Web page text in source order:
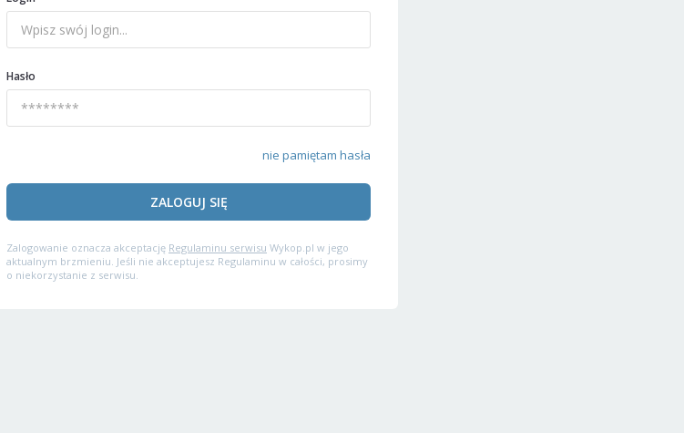
Hasło
nie pamiętam hasła
ZALOGUJ SIĘ
Zalogowanie oznacza akceptację Regulaminu serwisu Wykop.pl w jego
aktualnym brzmieniu. Jeśli nie akceptujesz Regulaminu w całości, prosimy
o niekorzystanie z serwisu.